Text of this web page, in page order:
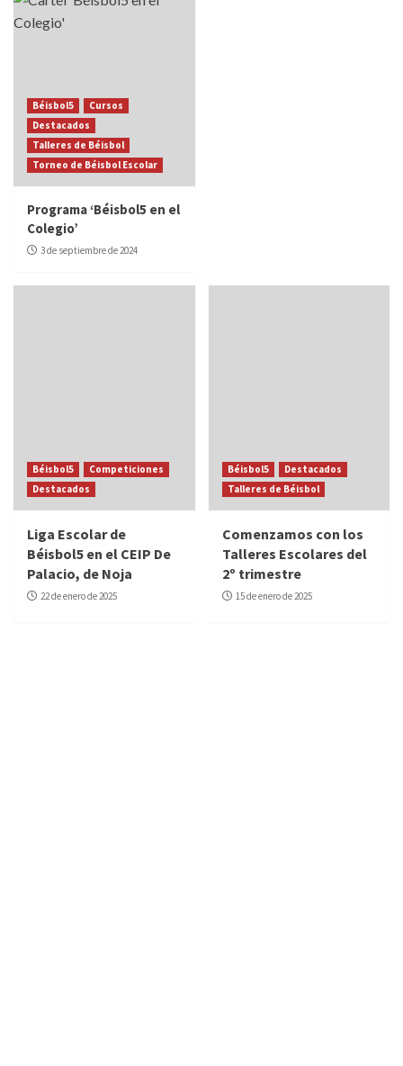
Béisbol5
Cursos
Destacados
Talleres de Béisbol
Torneo de Béisbol Escolar
Programa ‘Béisbol5 en el
Colegio’
3 de septiembre de 2024
Béisbol5
Competiciones
Destacados
Liga Escolar de
Béisbol5 en el CEIP De
Palacio, de Noja
22 de enero de 2025
Béisbol5
Destacados
Talleres de Béisbol
Comenzamos con los
Talleres Escolares del
2º trimestre
15 de enero de 2025